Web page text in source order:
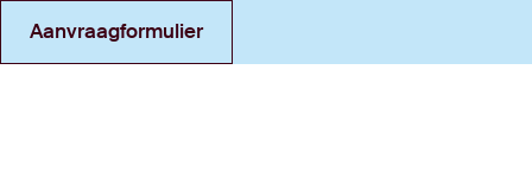
Aanvraagformulier
Aanvraagformulier